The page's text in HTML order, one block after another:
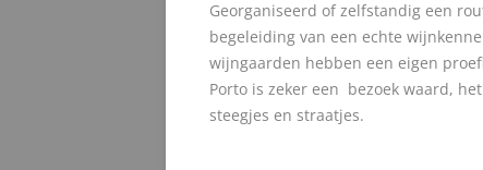
Georganiseerd of zelfstandig een
begeleiding van een echte
wijngaarden hebben een eigen
Porto is zeker een bezoek waard,
steegjes en straatjes.